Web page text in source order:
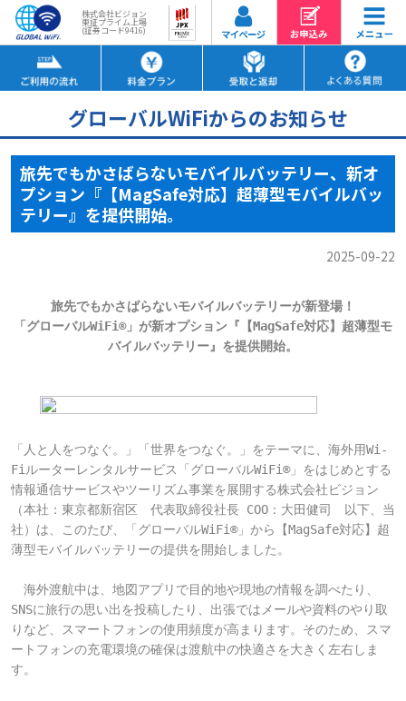
株式会社ビジョン
東証プライム上場
(証券コード9416)
グローバルWiFiからのお知らせ
旅先でもかさばらないモバイルバッテリー、新オ
プション『【MagSafe対応】超薄型モバイルバッ
テリー』を提供開始。
2025-09-22
旅先でもかさばらないモバイルバッテリーが新登場！
「グローバルWiFi®」が新オプション『【MagSafe対応】超薄型モ
バイルバッテリー』を提供開始。
「人と人をつなぐ。」「世界をつなぐ。」をテーマに、海外用Wi-
Fiルーターレンタルサービス「グローバルWiFi®」をはじめとする
情報通信サービスやツーリズム事業を展開する株式会社ビジョン
（本社：東京都新宿区　代表取締役社長 COO：大田健司　以下、当
社）は、このたび、「グローバルWiFi®」から【MagSafe対応】超
薄型モバイルバッテリーの提供を開始しました。
海外渡航中は、地図アプリで目的地や現地の情報を調べたり、
SNSに旅行の思い出を投稿したり、出張ではメールや資料のやり取
りなど、スマートフォンの使用頻度が高まります。そのため、スマ
ートフォンの充電環境の確保は渡航中の快適さを大きく左右しま
す。